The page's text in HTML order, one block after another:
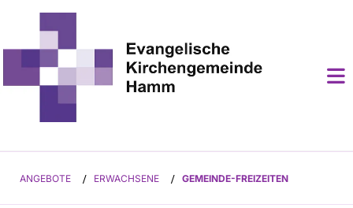
ANGEBOTE / ERWACHSENE / GEMEINDE-FREIZEITEN